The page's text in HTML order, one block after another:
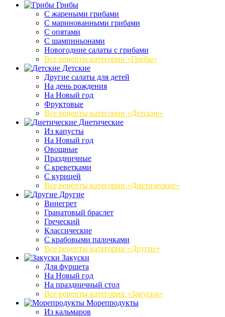
Грибы
C жареными грибами
C маринованными грибами
C опятами
C шампиньонами
Новогодние салаты с грибами
Все рецепты категории «Грибы»
Детские
Другие салаты для детей
На день рождения
На Новый год
Фруктовые
Все рецепты категории «Детские»
Диетические
Из капусты
На Новый год
Овощные
Праздничные
С креветками
С курицей
Все рецепты категории «Диетические»
Другие
Винегрет
Гранатовый браслет
Греческий
Классические
С крабовыми палочками
Все рецепты категории «Другие»
Закуски
Для фуршета
На Новый год
На праздничный стол
Все рецепты категории «Закуски»
Морепродукты
Из кальмаров